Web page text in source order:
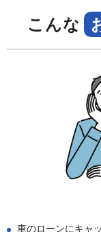
こんな
車のローンにキャ